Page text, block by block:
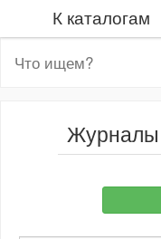
К каталогам
Журналы